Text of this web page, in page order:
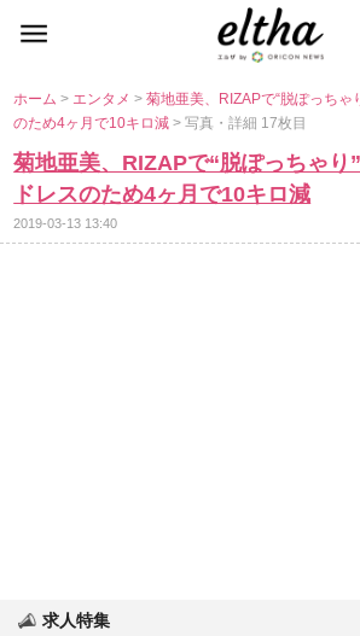
ホーム> エンタメ>菊地亜美、RIZAPで“脱ぽっち
のため4ヶ月で10キロ減> 写真・詳細 17枚目
菊地亜美、RIZAPで“脱ぽっちゃ
ドレスのため4ヶ月で10キロ減
2019-03-13 13:40
求人特集